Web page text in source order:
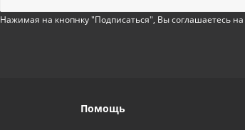
Нажимая на кнопнку "Подписаться", Вы соглашаетесь на
Помощь